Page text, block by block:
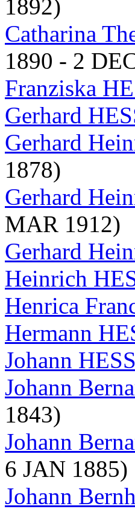
1892)
Catharina
1890 - 2
Franziska
Gerhard
Gerhard
1878)
Gerhard
MAR 1912)
Gerhard
Heinrich
Henrica
Hermann
Johann
Johann
1843)
Johann
6 JAN 1885)
Johann